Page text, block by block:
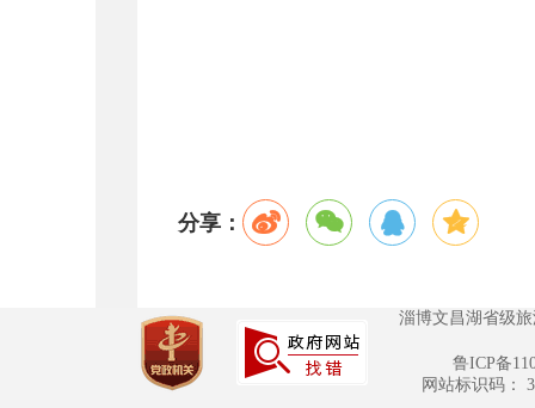
分享：
淄博文昌湖省级
鲁ICP备
网站标识码：